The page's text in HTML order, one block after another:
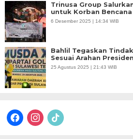
Trinusa Group
untuk Korban
6 Desember 2025 | 14:34 WIB
Bahlil Tegaskan
Sesuai Arahan Presiden
25 Agustus 2025 | 21:43 WIB
facebookinstagram
tiktok